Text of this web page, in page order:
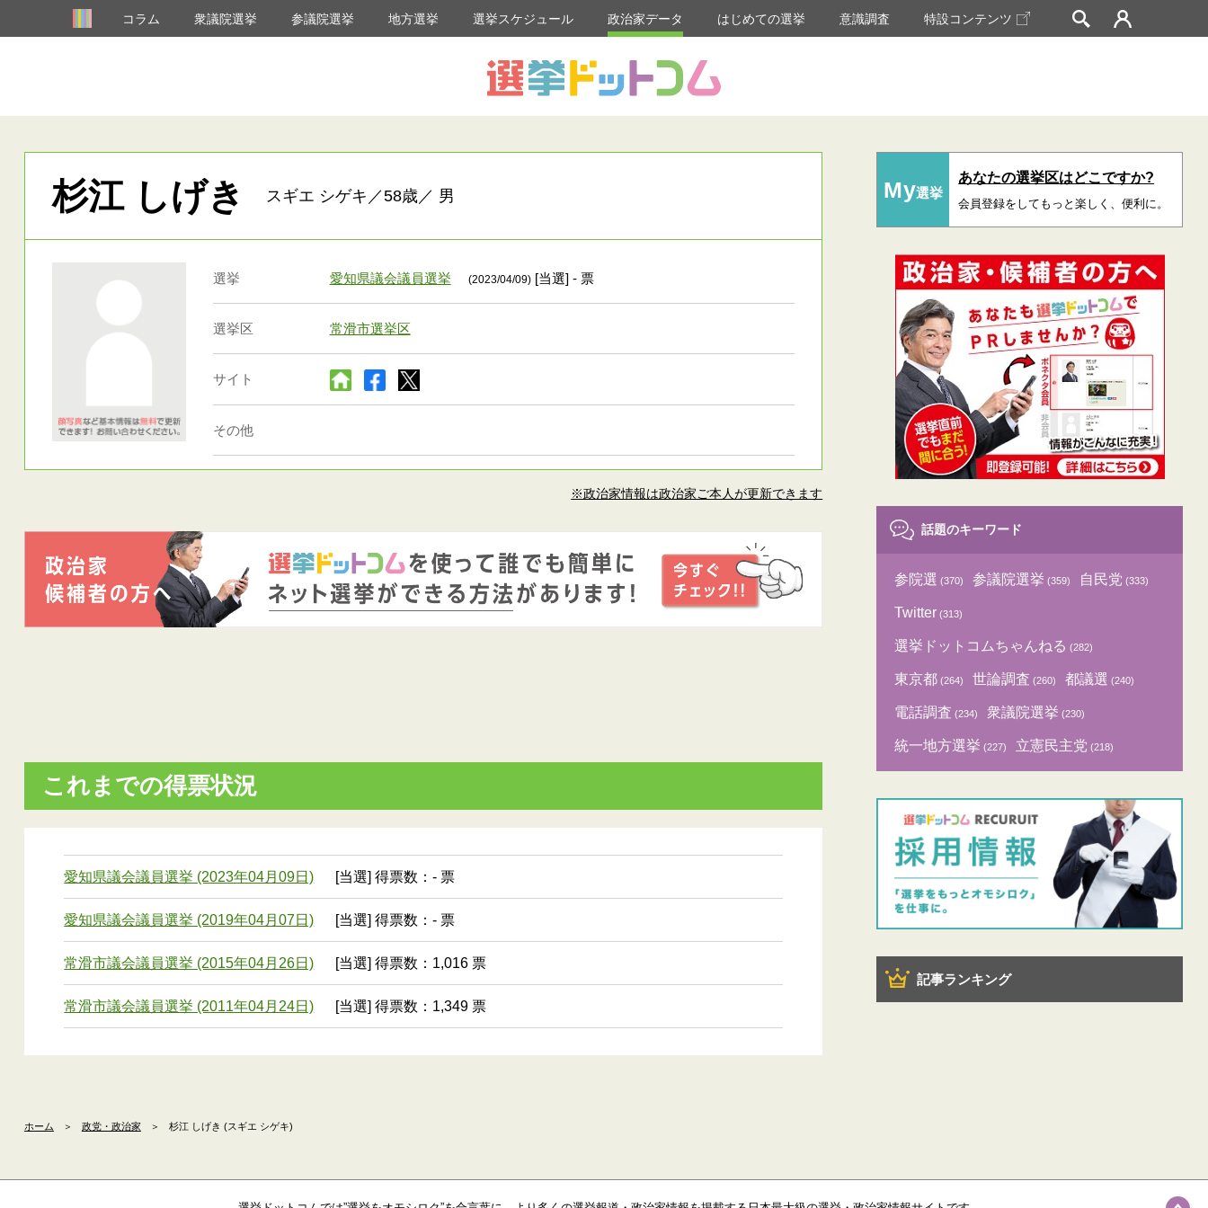
コラム 衆議院選挙 参議院選挙 地方選挙 選挙スケジュール 政治家データ はじめての選挙 意識調査 特設コンテンツ
杉江 しげき スギエ シゲキ／58歳／ 男
選挙 愛知県議会議員選挙 (2023/04/09)[当選] - 票
選挙区 常滑市選挙区
サイト
その他
※政治家情報は政治家ご本人が更新できます
これまでの得票状況
愛知県議会議員選挙 (2023年04月09日) [当選] 得票数：- 票
愛知県議会議員選挙 (2019年04月07日) [当選] 得票数：- 票
常滑市議会議員選挙 (2015年04月26日) [当選] 得票数：1,016 票
常滑市議会議員選挙 (2011年04月24日) [当選] 得票数：1,349 票
My選挙
あなたの選挙区はどこですか?
会員登録をしてもっと楽しく、便利に。
話題のキーワード
参院選 (370) 参議院選挙 (359) 自民党 (333)
Twitter (313)
選挙ドットコムちゃんねる (282)
東京都 (264) 世論調査 (260) 都議選 (240)
電話調査 (234) 衆議院選挙 (230)
統一地方選挙 (227) 立憲民主党 (218)
記事ランキング
ホーム ＞ 政党・政治家 ＞ 杉江 しげき (スギエ シゲキ)